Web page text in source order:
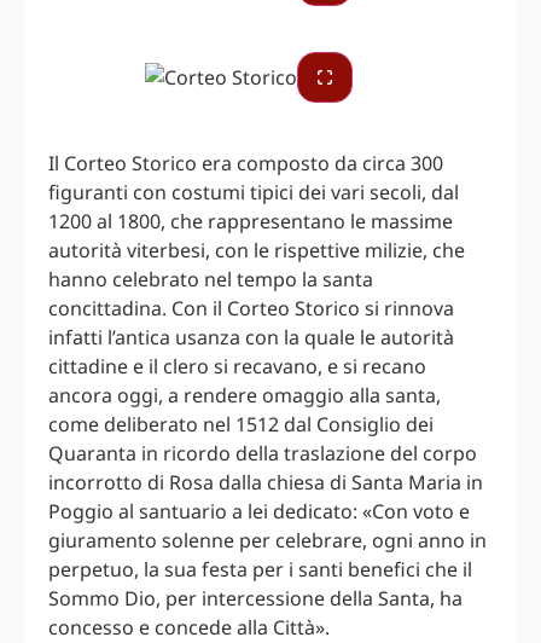
Il Corteo Storico era composto da circa 300
figuranti con costumi tipici dei vari secoli, dal
1200 al 1800, che rappresentano le massime
autorità viterbesi, con le rispettive milizie, che
hanno celebrato nel tempo la santa
concittadina. Con il Corteo Storico si rinnova
infatti l’antica usanza con la quale le autorità
cittadine e il clero si recavano, e si recano
ancora oggi, a rendere omaggio alla santa,
come deliberato nel 1512 dal Consiglio dei
Quaranta in ricordo della traslazione del corpo
incorrotto di Rosa dalla chiesa di Santa Maria in
Poggio al santuario a lei dedicato: «Con voto e
giuramento solenne per celebrare, ogni anno in
perpetuo, la sua festa per i santi benefici che il
Sommo Dio, per intercessione della Santa, ha
concesso e concede alla Città».